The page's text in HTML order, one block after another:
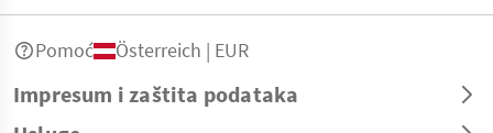
Impresum i zaštita podataka
Pomoć Österreich | EUR